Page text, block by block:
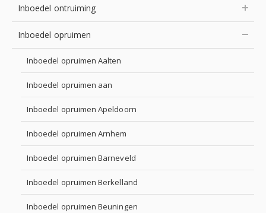
Inboedel ontruiming
Inboedel opruimen
Inboedel opruimen Aalten
Inboedel opruimen aan
Inboedel opruimen Apeldoorn
Inboedel opruimen Arnhem
Inboedel opruimen Barneveld
Inboedel opruimen Berkelland
Inboedel opruimen Beuningen